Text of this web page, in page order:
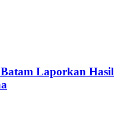
Laporkan Hasil